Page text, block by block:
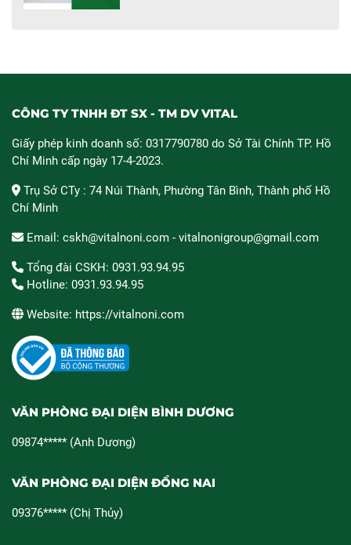
CÔNG TY TNHH ĐT SX - TM DV VITAL
Giấy phép kinh doanh số: 0317790780 do Sở Tài Chính TP. Hồ
Chí Minh cấp ngày 17-4-2023.
Trụ Sở CTy : 74 Núi Thành, Phường Tân Bình, Thành phố Hồ
Chí Minh
Email: cskh@vitalnoni.com - vitalnonigroup@gmail.com
Tổng đài CSKH: 0931.93.94.95
Hotline: 0931.93.94.95
Website: https://vitalnoni.com
VĂN PHÒNG ĐẠI DIỆN BÌNH DƯƠNG
09874***** (Anh Dương)
VĂN PHÒNG ĐẠI DIỆN ĐỒNG NAI
09376***** (Chị Thủy)